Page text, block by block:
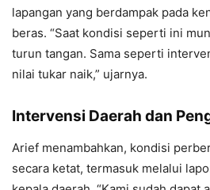
lapangan yang berdampak pada
beras. “Saat kondisi seperti ini
turun tangan. Sama seperti
nilai tukar naik,” ujarnya.
Intervensi Daerah dan
Arief menambahkan, kondisi
secara ketat, termasuk melalui